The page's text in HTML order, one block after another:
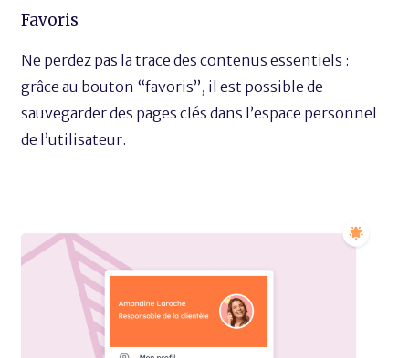
Favoris
Ne perdez pas la trace des contenus essentiels :
grâce au bouton “favoris”, il est possible de
sauvegarder des pages clés dans l’espace personnel
de l’utilisateur.